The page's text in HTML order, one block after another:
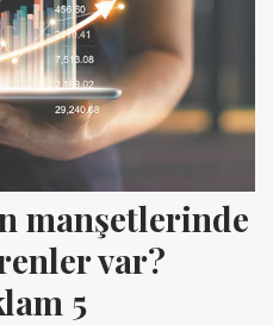
manşetlerinde
var?
5